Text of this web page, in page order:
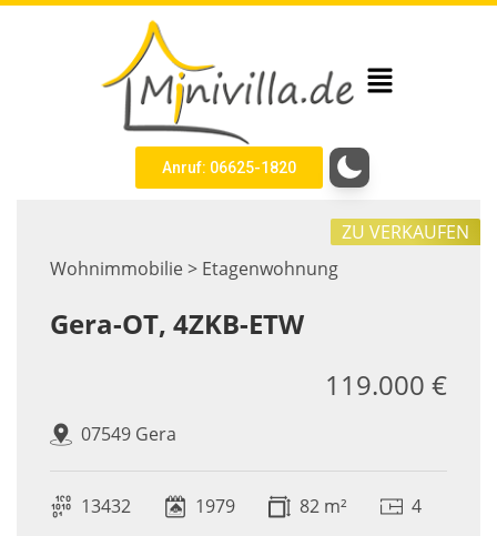
Anruf: 06625-1820
Wohnimmobilie > Etagenwohnung
ZU VERKAUFEN
Gera-OT, 4ZKB-ETW
07549 Gera
119.000 €
13432 1979 82 m² 4